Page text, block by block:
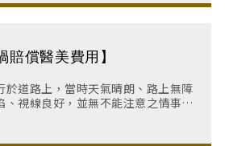
賠償醫美費用】
於道路上，當時天氣晴朗、路上無障
、視線良好，並無不能注意之情事，
意車前狀況，自情侶之左後方擦
禍事故導致情侶中之男友受